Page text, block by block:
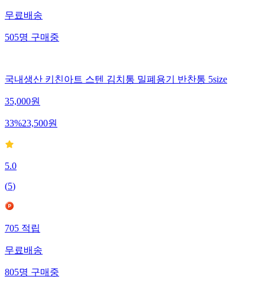
무료배송
505명 구매중
국내생산 키친아트 스텐 김치통 밀폐용기 반찬통 5size
35,000원
33%23,500원
5.0
(5)
705 적립
무료배송
805명 구매중